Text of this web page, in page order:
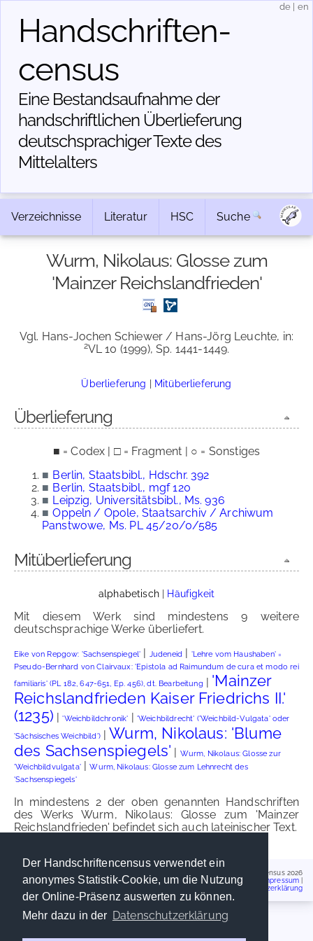
Der Handschriftencensus verwendet ein
anonymes Statistik-Cookie, um die Nutzung
der Online-Präsenz auswerten zu können.
Mehr dazu in der Datenschutzerklärung
Handschriften­
census
Eine Bestandsaufnahme der
handschriftlichen Über­lieferung
deutschsprachiger Texte des
Mittelalters
de en
Verzeichnisse Literatur HSC Suche
Wurm, Nikolaus: Glosse zum
'Mainzer Reichslandfrieden'
Vgl. Hans-Jochen Schiewer / Hans-Jörg Leuchte, in:
2VL 10 (1999), Sp. 1441-1449.
Überlieferung | Mitüberlieferung
Überlieferung
■ = Codex | □ = Fragment | ○ = Sonstiges
■ Berlin, Staatsbibl., Hdschr. 392
■ Berlin, Staatsbibl., mgf 120
■ Leipzig, Universitätsbibl., Ms. 936
■ Oppeln / Opole, Staatsarchiv / Archiwum
Panstwowe, Ms. PL 45/20/0/585
Mitüberlieferung
alphabetisch| Häufigkeit
Mit diesem Werk sind mindestens 9 weitere
deutschsprachige Werke überliefert.
Eike von Repgow: 'Sachsenspiegel' | Judeneid | 'Lehre vom Haushaben' =
Pseudo-Bernhard von Clairvaux: 'Epistola ad Raimundum de cura et modo rei
familiaris' (PL 182, 647-651, Ep. 456), dt. Bearbeitung | 'Mainzer
Reichslandfrieden Kaiser Friedrichs II.'
(1235) |'Weichbildchronik' | 'Weichbildrecht' ('Weichbild-Vulgata' oder
'Sächsisches Weichbild')| Wurm, Nikolaus: 'Blume
des Sachsenspiegels' | Wurm, Nikolaus: Glosse zur
'Weichbildvulgata'|Wurm, Nikolaus: Glosse zum Lehnrecht des
'Sachsenspiegels'
In mindestens 2 der oben genannten Handschriften
des Werks Wurm, Nikolaus: Glosse zum 'Mainzer
Reichslandfrieden' befindet sich auch lateinischer Text.
Handschriftencensus 2026
Impressum
Datenschutzerklärung